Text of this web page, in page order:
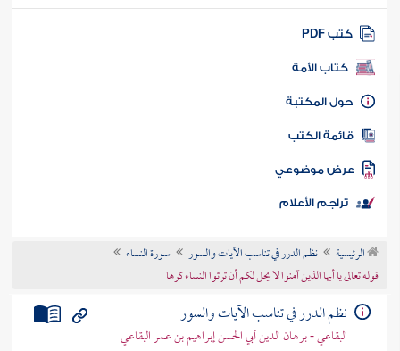
كتب PDF
كتاب الأمة
المكتبة
الكتب
موضوعي
تراجم الأعلام
الرئيسية نظم الدرر في تناسب الآيات والسور
سورة النساء
قوله تعالى يا أيها الذين آمنوا لا يحل لكم أن ترثوا النساء كرها
نظم الدرر في تناسب الآيات والسور
البقاعي - برهان الدين أبي الحسن إبراهيم بن عمر البقاعي